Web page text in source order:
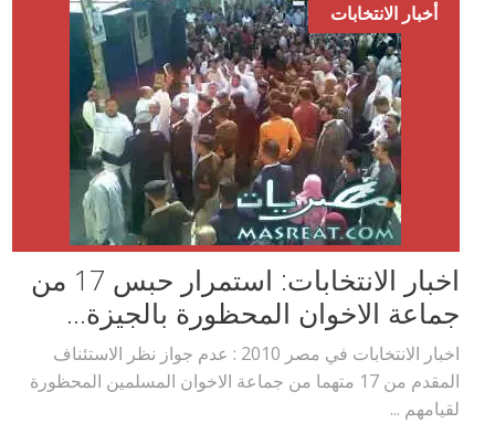
أخبار الانتخابات
اخبار الانتخابات: استمرار حبس 17 من
جماعة الاخوان المحظورة بالجيزة...
اخبار الانتخابات في مصر 2010 : عدم جواز نظر الاستئناف
المقدم من 17 متهما من جماعة الاخوان المسلمين المحظورة
لقيامهم ...